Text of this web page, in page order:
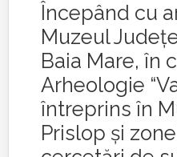
Începând cu
Muzeul
Baia Mare, în
Arheologie
întreprins în
Prislop şi